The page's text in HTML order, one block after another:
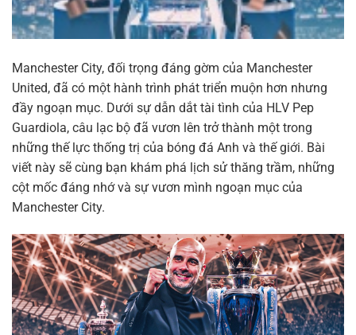
Manchester City, đối trọng đáng gờm của Manchester
United, đã có một hành trình phát triển muộn hơn nhưng
đầy ngoạn mục. Dưới sự dẫn dắt tài tình của HLV Pep
Guardiola, câu lạc bộ đã vươn lên trở thành một trong
những thế lực thống trị của bóng đá Anh và thế giới. Bài
viết này sẽ cùng bạn khám phá lịch sử thăng trầm, những
cột mốc đáng nhớ và sự vươn mình ngoạn mục của
Manchester City.